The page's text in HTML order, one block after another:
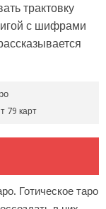
трактовку
с шифрами
79 карт
Готическое таро